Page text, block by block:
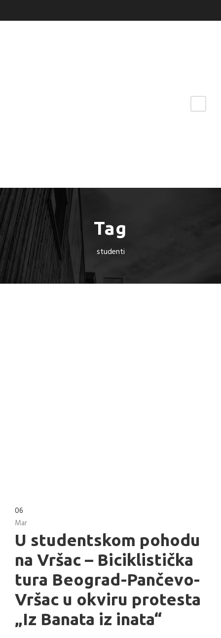
Tag
studenti
06
Mar
U studentskom pohodu
na Vršac – Biciklistička
tura Beograd-Pančevo-
Vršac u okviru protesta
„Iz Banata iz inata“